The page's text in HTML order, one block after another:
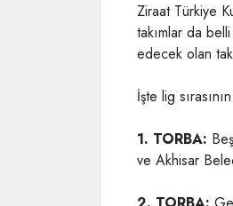
Ziraat Türkiye
takımlar da
edecek olan
İşte lig
1. TORBA:
ve Akhisar